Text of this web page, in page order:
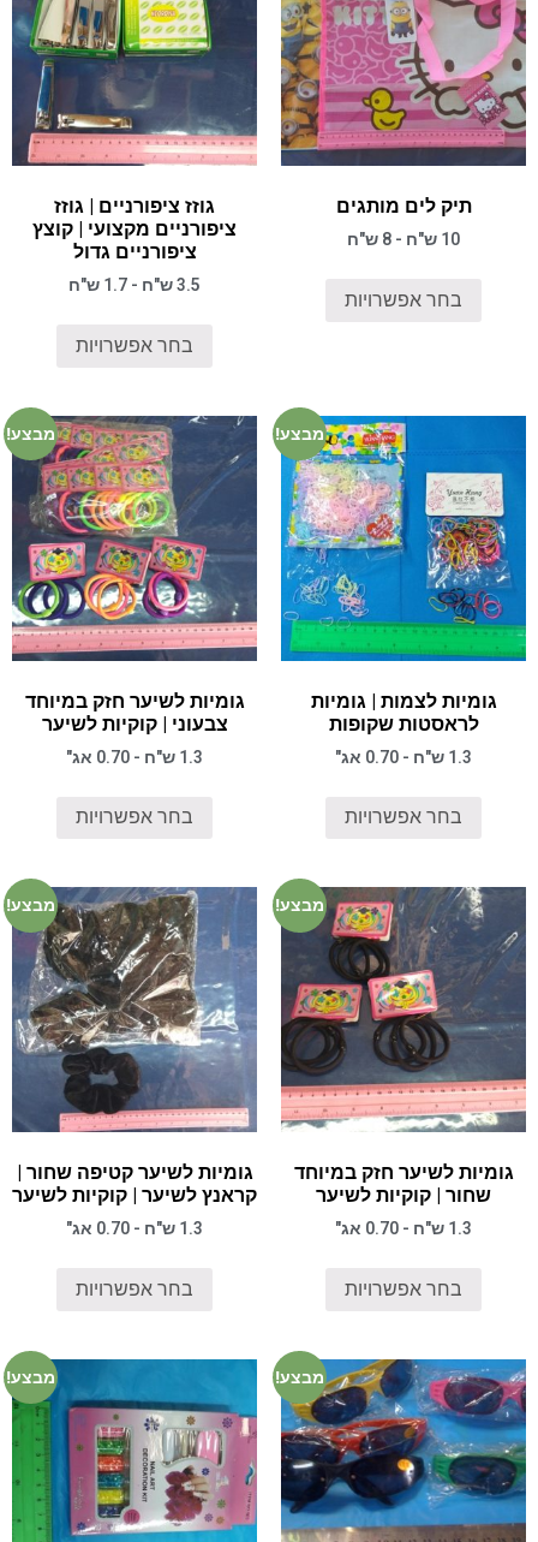
תיק לים מותגים
10 ש"ח - 8 ש"ח
בחר אפשרויות
גוזז ציפורניים | גוזז
ציפורניים מקצועי | קוצץ
ציפורניים גדול
3.5 ש"ח - 1.7 ש"ח
בחר אפשרויות
מבצע!
גומיות לצמות | גומיות
לראסטות שקופות
1.3 ש"ח - 0.70 אג"
בחר אפשרויות
מבצע!
גומיות לשיער חזק במיוחד
צבעוני | קוקיות לשיער
1.3 ש"ח - 0.70 אג"
בחר אפשרויות
מבצע!
גומיות לשיער חזק במיוחד
שחור | קוקיות לשיער
1.3 ש"ח - 0.70 אג"
בחר אפשרויות
מבצע!
גומיות לשיער קטיפה שחור |
קראנץ לשיער | קוקיות לשיער
1.3 ש"ח - 0.70 אג"
בחר אפשרויות
מבצע! מבצע!